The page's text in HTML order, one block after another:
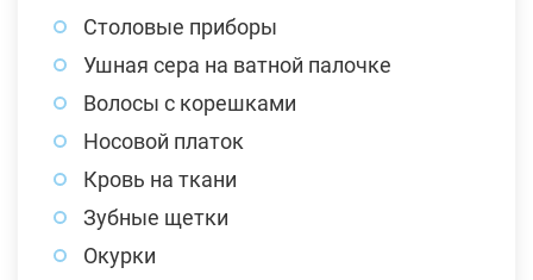
Столовые приборы
Ушная сера на ватной палочке
Волосы с корешками
Носовой платок
Кровь на ткани
Зубные щетки
Окурки